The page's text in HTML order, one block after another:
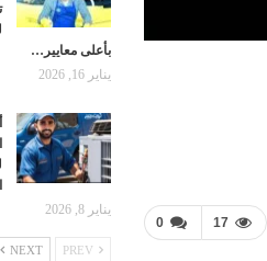
0 17
بأعلى معايير…
يناير 16, 2026
يناير 8, 2026
NEXT